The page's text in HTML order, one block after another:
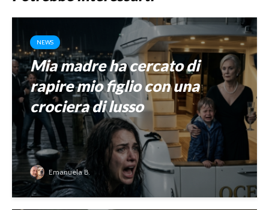
NEWS
Mia madre ha cercato di
rapire mio figlio con una
crociera di lusso
Emanuela B.